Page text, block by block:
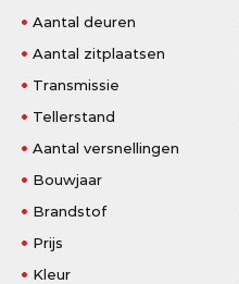
Aantal deuren
Aantal zitplaatsen
Transmissie
Tellerstand
Aantal versnellingen
Bouwjaar
Brandstof
Prijs
Kleur